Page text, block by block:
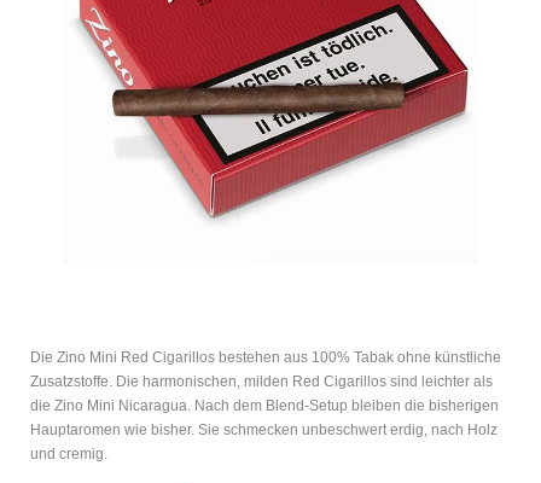
Die Zino Mini Red Cigarillos bestehen aus 100% Tabak ohne künstliche
Zusatzstoffe. Die harmonischen, milden Red Cigarillos sind leichter als
die Zino Mini Nicaragua. Nach dem Blend-Setup bleiben die bisherigen
Hauptaromen wie bisher. Sie schmecken unbeschwert erdig, nach Holz
und cremig.